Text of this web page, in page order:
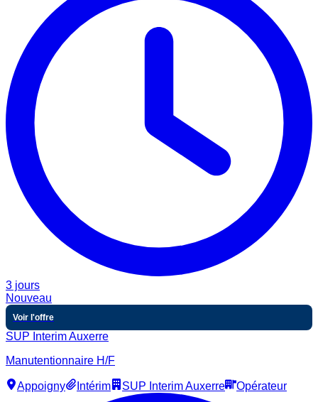
3 jours
Nouveau
Voir l'offre
SUP Interim Auxerre
Manutentionnaire H/F
Appoigny Intérim SUP Interim Auxerre Opérateur